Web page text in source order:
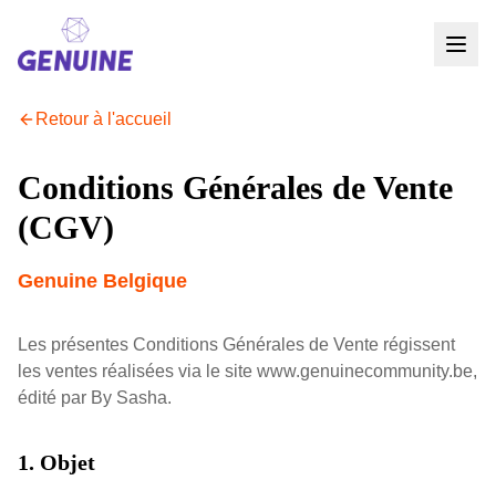
Retour à l'accueil
Conditions Générales de Vente
(CGV)
Genuine Belgique
Les présentes Conditions Générales de Vente régissent
les ventes réalisées via le site www.genuinecommunity.be,
édité par By Sasha.
1. Objet